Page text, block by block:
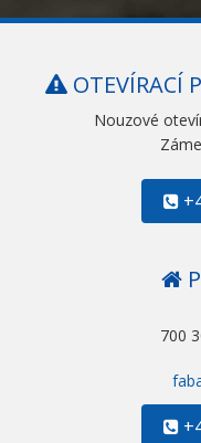
OTEVÍRACÍ
Nouzové
700